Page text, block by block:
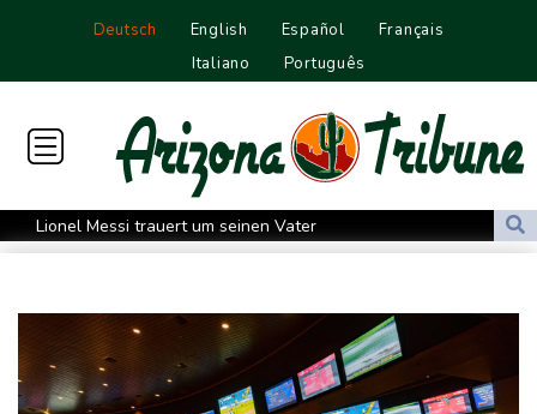
Deutsch English Español
Français
Italiano
Português
Lionel Messi trauert um seinen Vater
Absturz von Ultraleichtflugzeug: 72-jähriger Pilot stirbt in Baden-
Selenskyj warnt in Belgrad vor Folgen russischer Angriffe für
den Winter
Drohnen über Bundeswehrstandort in Nordrhein-Westfalen